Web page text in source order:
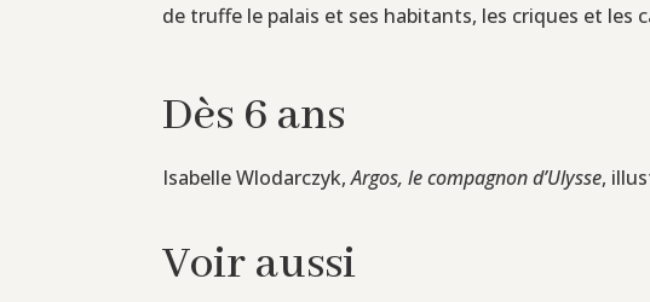
de truffe le palais et ses habitants, les criques et les
Dès 6 ans
Isabelle Wlodarczyk,Argos, le compagnon d’Ulysse,
Voir aussi